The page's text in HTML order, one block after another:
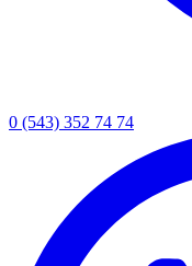
0 (543) 352 74 74